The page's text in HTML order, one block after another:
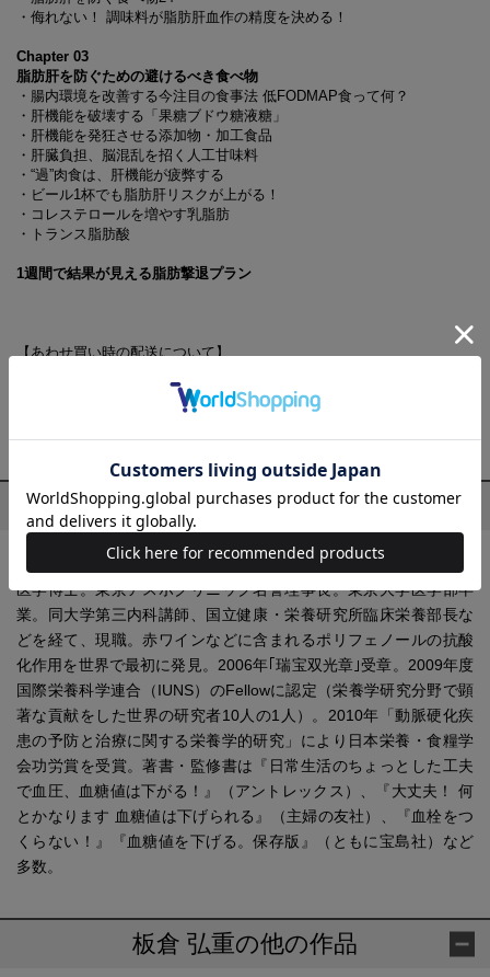
・侮れない！ 調味料が脂肪肝血作の精度を決める！
Chapter 03
脂肪肝を防ぐための避けるべき食べ物
・腸内環境を改善する今注目の食事法 低FODMAP食って何？
・肝機能を破壊する「果糖ブドウ糖液糖」
・肝機能を発狂させる添加物・加工食品
・肝臓負担、脳混乱を招く人工甘味料
・“過”肉食は、肝機能が疲弊する
・ビール1杯でも脂肪肝リスクが上がる！
・コレステロールを増やす乳脂肪
・トランス脂肪酸
1週間で結果が見える脂肪撃退プラン
【あわせ買い時の配送について】
せての一括配送となります。
ご注意ください。別々の配送をご希望の場合は、お手数をおかけします
プロフィール
板倉 弘重(いたくら ひろしげ)
医学博士。東京アスボクリニック名誉理事長。東京大学医学部卒
業。同大学第三内科講師、国立健康・栄養研究所臨床栄養部長な
どを経て、現職。赤ワインなどに含まれるポリフェノールの抗酸
化作用を世界で最初に発見。2006年｢瑞宝双光章｣受章。2009年度
国際栄養科学連合（IUNS）のFellowに認定（栄養学研究分野で顕
著な貢献をした世界の研究者10人の1人）。2010年「動脈硬化疾
患の予防と治療に関する栄養学的研究」により日本栄養・食糧学
会功労賞を受賞。著書・監修書は『日常生活のちょっとした工夫
で血圧、血糖値は下がる！』（アントレックス）、『大丈夫！ 何
とかなります 血糖値は下げられる』（主婦の友社）、『血栓をつ
くらない！』『血糖値を下げる。保存版』（ともに宝島社）など
多数。
板倉 弘重の他の作品